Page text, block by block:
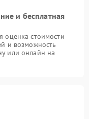
и бесплатная
оценка стоимости
и возможность
или онлайн на